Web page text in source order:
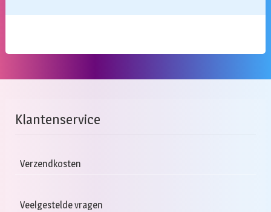
Klantenservice
Verzendkosten
Veelgestelde vragen